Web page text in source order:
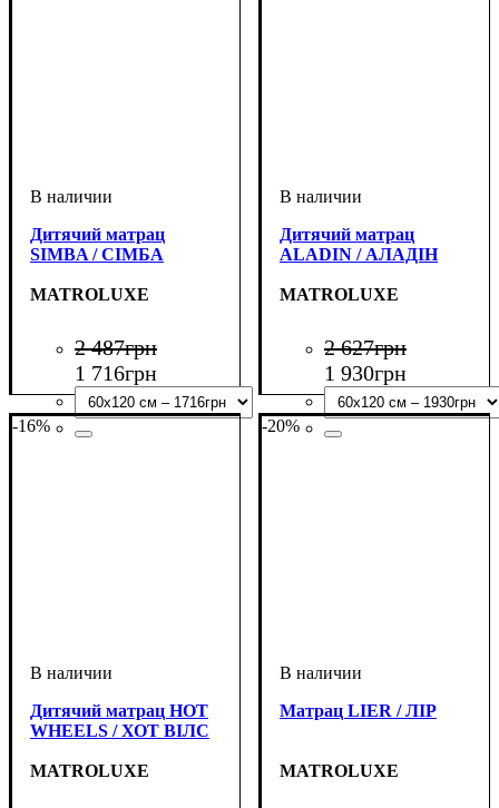
Дитячий матрац
SIMBA / СІМБА
MATROLUXE
2 487грн
1 716грн
Дитячий матрац
ALADIN / АЛАДІН
MATROLUXE
2 627грн
1 930грн
-16%
Дитячий матрац HOT
WHEELS / ХОТ ВІЛС
MATROLUXE
-20%
Матрац LIER / ЛІР
MATROLUXE